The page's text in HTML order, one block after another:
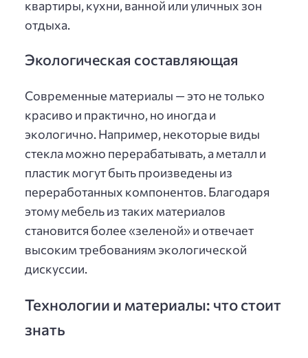
квартиры, кухни, ванной или уличных зон
отдыха.
Экологическая составляющая
Современные материалы — это не только
красиво и практично, но иногда и
экологично. Например, некоторые виды
стекла можно перерабатывать, а металл и
пластик могут быть произведены из
переработанных компонентов. Благодаря
этому мебель из таких материалов
становится более «зеленой» и отвечает
высоким требованиям экологической
дискуссии.
Технологии и материалы: что стоит
знать